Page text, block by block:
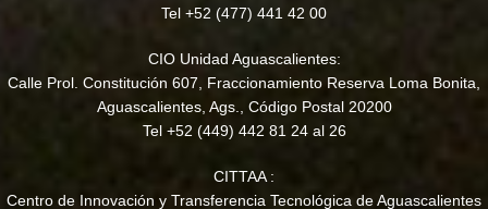
Tel +52 (477) 441 42 00
CIO Unidad Aguascalientes:
Calle Prol. Constitución 607, Fraccionamiento Reserva Loma Bonita,
Aguascalientes, Ags., Código Postal 20200
Tel +52 (449) 442 81 24 al 26
CITTAA :
Centro de Innovación y Transferencia Tecnológica de Aguascalientes